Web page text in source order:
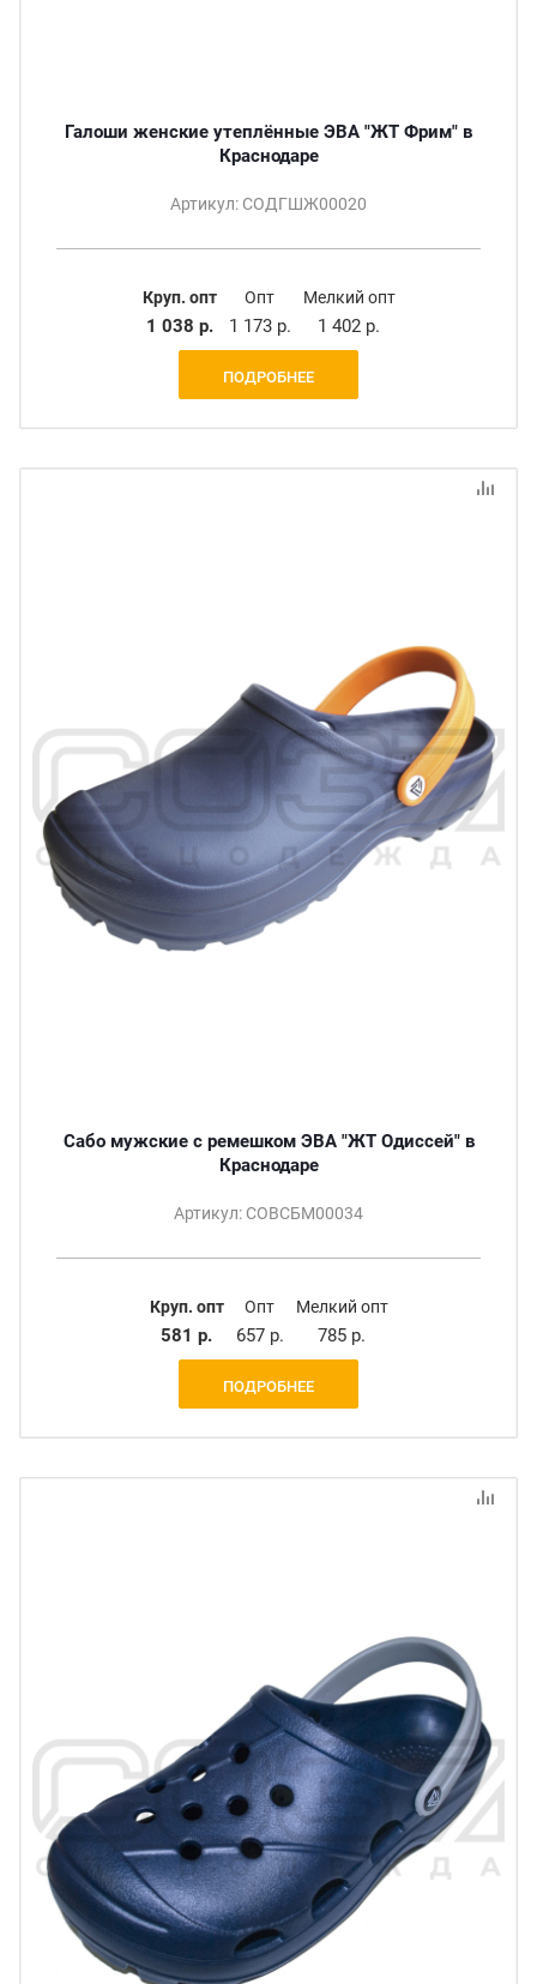
Галоши женские утеплённые ЭВА "ЖТ Фрим" в
Краснодаре
Артикул: СОДГШЖ00020
Круп. опт
1 038 р.
Опт
1 173 р.
Мелкий опт
1 402 р.
ПОДРОБНЕЕ
Сабо мужские с ремешком ЭВА "ЖТ Одиссей" в
Краснодаре
Артикул: СОВСБМ00034
Круп. опт
581 р.
Опт
657 р.
Мелкий опт
785 р.
ПОДРОБНЕЕ